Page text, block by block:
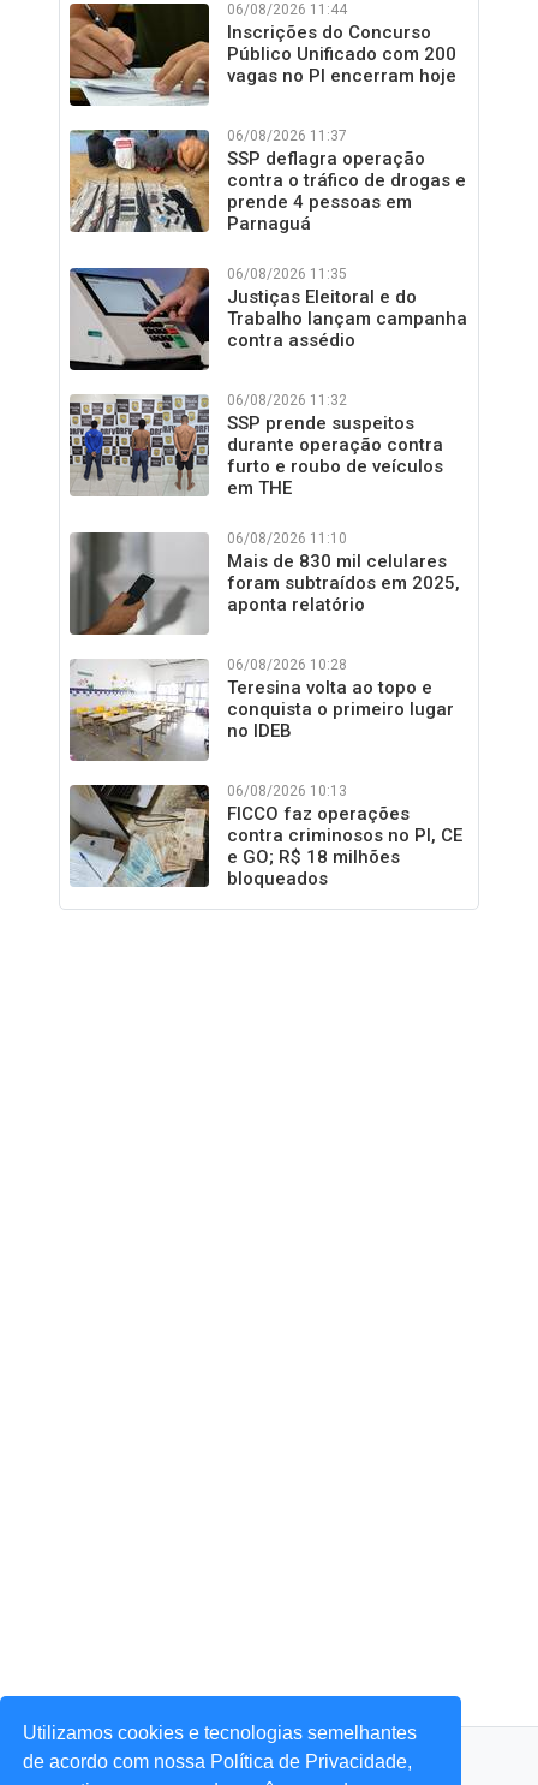
Utilizamos cookies e tecnologias semelhantes
de acordo com nossa Política de Privacidade,
06/08/2026 11:44
Inscrições do Concurso
Público Unificado com 200
vagas no PI encerram hoje
06/08/2026 11:37
SSP deflagra operação
contra o tráfico de drogas e
prende 4 pessoas em
Parnaguá
06/08/2026 11:35
Justiças Eleitoral e do
Trabalho lançam campanha
contra assédio
06/08/2026 11:32
SSP prende suspeitos
durante operação contra
furto e roubo de veículos
em THE
06/08/2026 11:10
Mais de 830 mil celulares
foram subtraídos em 2025,
aponta relatório
06/08/2026 10:28
Teresina volta ao topo e
conquista o primeiro lugar
no IDEB
06/08/2026 10:13
FICCO faz operações
contra criminosos no PI, CE
e GO; R$ 18 milhões
bloqueados
© 2026 Portal Agora Sim! — Todos os direitos reservados.